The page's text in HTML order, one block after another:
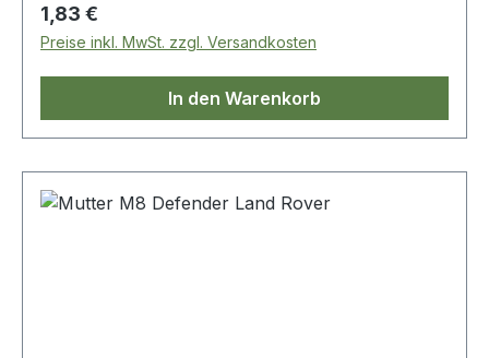
Regulärer Preis:
1,83 €
Preise inkl. MwSt. zzgl. Versandkosten
In den Warenkorb